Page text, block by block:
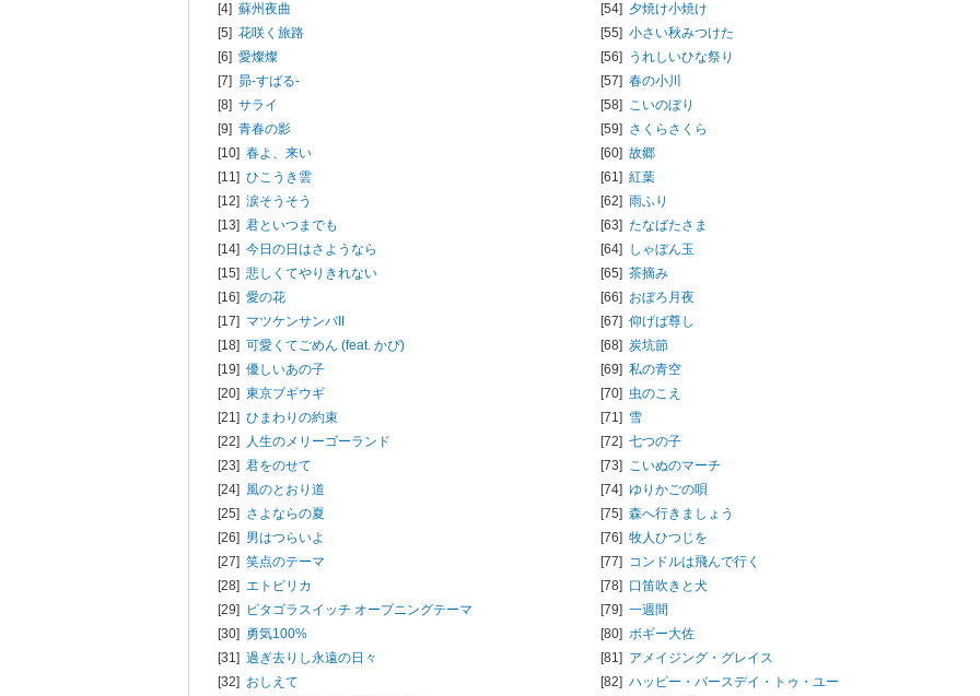
[4] 蘇州夜曲
[5] 花咲く旅路
[6] 愛燦燦
[7] 昴-すばる-
[8] サライ
[9] 青春の影
[10] 春よ、来い
[11] ひこうき雲
[12] 涙そうそう
[13] 君といつまでも
[14] 今日の日はさようなら
[15] 悲しくてやりきれない
[16] 愛の花
[17] マツケンサンバII
[18] 可愛くてごめん (feat. かぴ)
[19] 優しいあの子
[20] 東京ブギウギ
[21] ひまわりの約束
[22] 人生のメリーゴーランド
[23] 君をのせて
[24] 風のとおり道
[25] さよならの夏
[26] 男はつらいよ
[27] 笑点のテーマ
[28] エトピリカ
[29] ピタゴラスイッチ オープニングテーマ
[30] 勇気100%
[31] 過ぎ去りし永遠の日々
[32] おしえて
[54] 夕焼け小焼け
[55] 小さい秋みつけた
[56] うれしいひな祭り
[57] 春の小川
[58] こいのぼり
[59] さくらさくら
[60] 故郷
[61] 紅葉
[62] 雨ふり
[63] たなばたさま
[64] しゃぼん玉
[65] 茶摘み
[66] おぼろ月夜
[67] 仰げば尊し
[68] 炭坑節
[69] 私の青空
[70] 虫のこえ
[71] 雪
[72] 七つの子
[73] こいぬのマーチ
[74] ゆりかごの唄
[75] 森へ行きましょう
[76] 牧人ひつじを
[77] コンドルは飛んで行く
[78] 口笛吹きと犬
[79] 一週間
[80] ボギー大佐
[81] アメイジング・グレイス
[82] ハッピー・バースデイ・トゥ・ユー